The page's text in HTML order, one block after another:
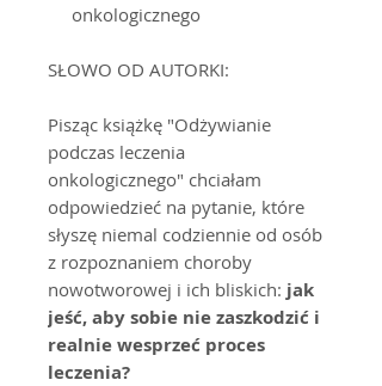
onkologicznego
SŁOWO OD AUTORKI:
Pisząc książkę "Odżywianie
podczas leczenia
onkologicznego" chciałam
odpowiedzieć na pytanie, które
słyszę niemal codziennie od osób
z rozpoznaniem choroby
nowotworowej i ich bliskich: jak
jeść, aby sobie nie zaszkodzić i
realnie wesprzeć proces
leczenia?